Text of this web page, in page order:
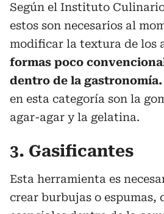
Según el Instituto
estos son necesarios al
modificar la textura de los
formas poco
dentro de la gastronomía.
en esta categoría son la
agar-agar y la gelatina.
3. Gasificantes
Esta herramienta es
crear burbujas o espumas,